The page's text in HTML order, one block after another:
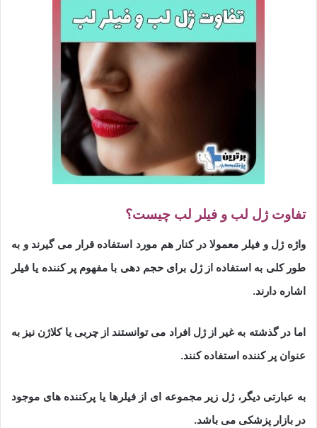
تفاوت ژل لب و فیلر لب چیست؟
واژه ژل و فیلر معمولا در کنار هم مورد استفاده قرار می گیرند و به
طور کلی به استفاده از ژل برای حجم دهی با مفهوم پر کننده یا فیلر
اشاره دارند.
اما در گذشته به غیر از ژل افراد می توانستند از چربی یا کلاژن نیز به
عنوان پر کننده استفاده کنند.
به عبارتی دیگر، ژل زیر مجموعه ای از فیلرها یا پرکننده های موجود
در بازار پزشکی می باشد.